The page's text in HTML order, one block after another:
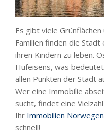
Es gibt viele
Familien finden die
ihren Kindern zu leben.
Hufeisens, was
allen Punkten der Stadt
Wer eine Immobilie
sucht, findet eine
Ihr Immobilien
schnell!